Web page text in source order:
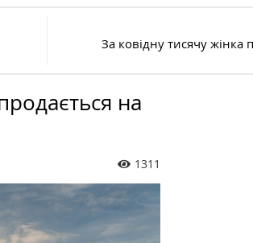
За ковідну тисячу
на
1311